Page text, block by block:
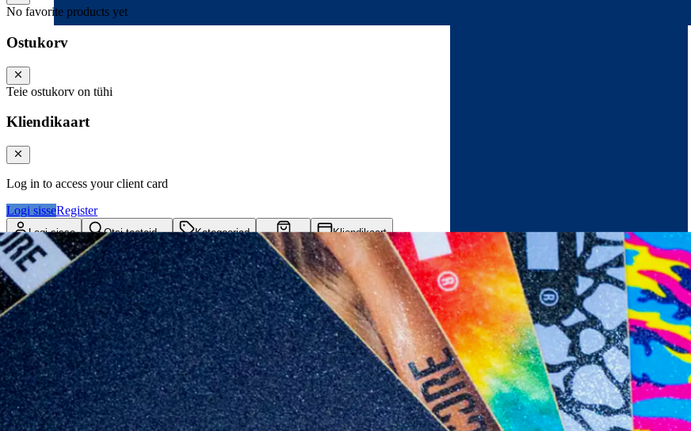
No favorite products yet
Ostukorv
Teie ostukorv on tühi
Kliendikaart
Log in to access your client card
Logi sisseRegister
Logi sisse Otsi tooteid...
Kategooriad
Ostukorv
Kliendikaart